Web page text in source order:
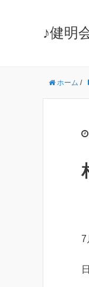
♪健明
ホーム /
7